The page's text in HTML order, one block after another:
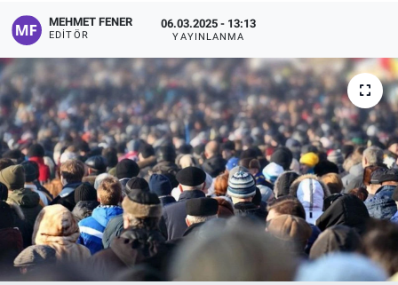
MEHMET FENER
EDITÖR
06.03.2025 - 13:13
YAYINLANMA